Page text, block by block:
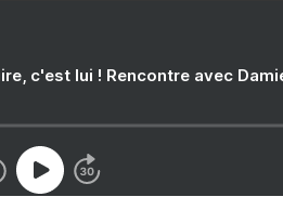
c'est lui ! Rencontre avec